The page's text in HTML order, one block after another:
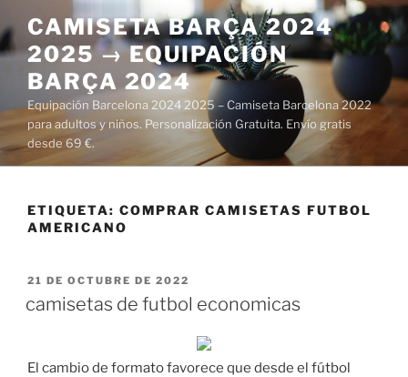
al
contenido
CAMISETA BARÇA 2024
2025 → EQUIPACIÓN
BARÇA 2024
Equipación Barcelona 2024 2025 – Camiseta Barcelona 2022
para adultos y niños. Personalización Gratuita. Envío gratis
desde 69 €.
ETIQUETA: COMPRAR CAMISETAS FUTBOL
AMERICANO
PUBLICADO
21 DE OCTUBRE DE 2022
camisetas de futbol economicas
El cambio de formato favorece que desde el fútbol